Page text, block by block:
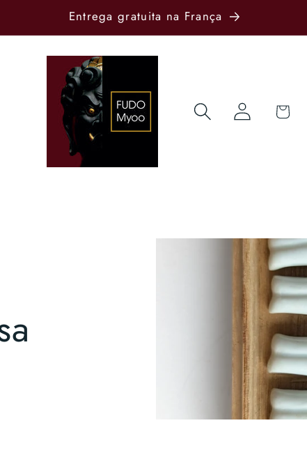
Entrega gratuita na França
Iniciar
sessão
Carrinho